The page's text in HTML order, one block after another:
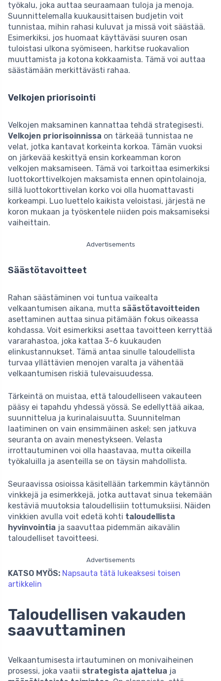
työkalu, joka auttaa seuraamaan tuloja ja menoja.
Suunnittelemalla kuukausittaisen budjetin voit
tunnistaa, mihin rahasi kuluvat ja missä voit säästää.
Esimerkiksi, jos huomaat käyttäväsi suuren osan
tuloistasi ulkona syömiseen, harkitse ruokavalion
muuttamista ja kotona kokkaamista. Tämä voi auttaa
säästämään merkittävästi rahaa.
Velkojen priorisointi
Velkojen maksaminen kannattaa tehdä strategisesti.
Velkojen priorisoinnissa on tärkeää tunnistaa ne
velat, jotka kantavat korkeinta korkoa. Tämän vuoksi
on järkevää keskittyä ensin korkeamman koron
velkojen maksamiseen. Tämä voi tarkoittaa esimerkiksi
luottokorttivelkojen maksamista ennen opintolainoja,
sillä luottokorttivelan korko voi olla huomattavasti
korkeampi. Luo luettelo kaikista veloistasi, järjestä ne
koron mukaan ja työskentele niiden pois maksamiseksi
vaiheittain.
Advertisements
Säästötavoitteet
Rahan säästäminen voi tuntua vaikealta
velkaantumisen aikana, mutta säästötavoitteiden
asettaminen auttaa sinua pitämään fokus oikeassa
kohdassa. Voit esimerkiksi asettaa tavoitteen kerryttää
vararahastoa, joka kattaa 3-6 kuukauden
elinkustannukset. Tämä antaa sinulle taloudellista
turvaa yllättävien menojen varalta ja vähentää
velkaantumisen riskiä tulevaisuudessa.
Tärkeintä on muistaa, että taloudelliseen vakauteen
pääsy ei tapahdu yhdessä yössä. Se edellyttää aikaa,
suunnittelua ja kurinalaisuutta. Suunnitelman
laatiminen on vain ensimmäinen askel; sen jatkuva
seuranta on avain menestykseen. Velasta
irrottautuminen voi olla haastavaa, mutta oikeilla
työkaluilla ja asenteilla se on täysin mahdollista.
Seuraavissa osioissa käsitellään tarkemmin käytännön
vinkkejä ja esimerkkejä, jotka auttavat sinua tekemään
kestäviä muutoksia taloudellisiin tottumuksiisi. Näiden
vinkkien avulla voit edetä kohti taloudellista
hyvinvointia ja saavuttaa pidemmän aikavälin
taloudelliset tavoitteesi.
Advertisements
KATSO MYÖS: Napsauta tätä lukeaksesi toisen
artikkelin
Taloudellisen vakauden
saavuttaminen
Velkaantumisesta irtautuminen on monivaiheinen
prosessi, joka vaatii strategista ajattelua ja